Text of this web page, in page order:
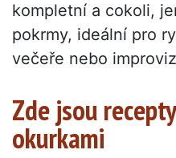
kompletní a cokoli,
pokrmy, ideální pro
večeře nebo
Zde jsou
okurkami